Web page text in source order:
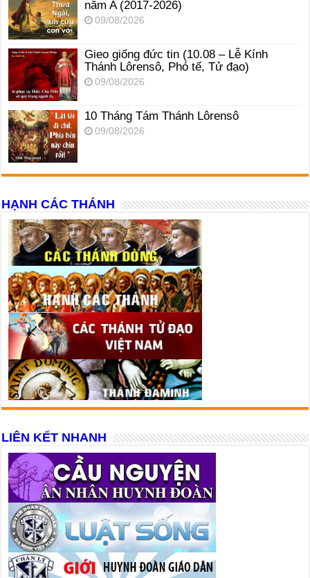
năm A (2017-2026)
09/08/2026
Gieo giống đức tin (10.08 – Lễ Kính
Thánh Lôrensô, Phó tế, Tử đạo)
09/08/2026
10 Tháng Tám Thánh Lôrensô
09/08/2026
HẠNH CÁC THÁNH
LIÊN KẾT NHANH